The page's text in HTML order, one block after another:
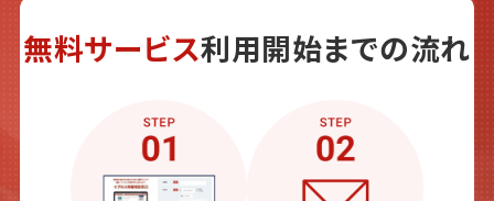
無料サービス利用開始までの流れ